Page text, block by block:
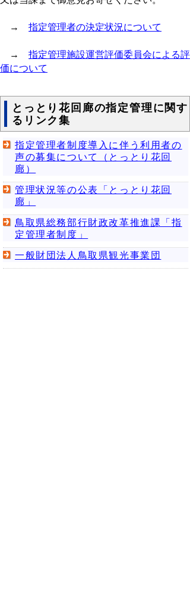
→ 指定管理者の決定状況について
→ 指定管理施設運営評価委員会による評
価について
とっとり花回廊の指定管理に関す
るリンク集
指定管理者制度導入に伴う利用者の
声の募集について（とっとり花回
廊）
管理状況等の公表「とっとり花回
廊」
鳥取県総務部行財政改革推進課「指
定管理者制度」
一般財団法人鳥取県観光事業団